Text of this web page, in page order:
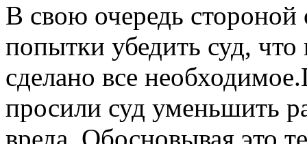
В свою очередь стороной
попытки убедить суд,
сделано все
просили суд уменьшить